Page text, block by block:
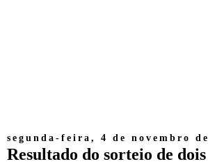
segunda-feira, 4 de novembro
Resultado do sorteio de